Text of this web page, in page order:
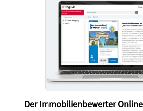
Der Immobilienbewerter Online